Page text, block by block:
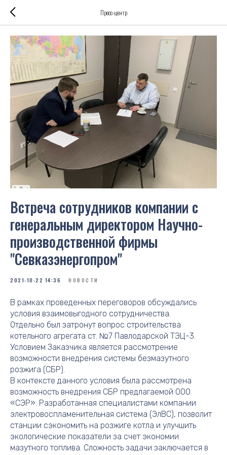
Пресс-центр
Встреча сотрудников компании с
генеральным директором Научно-
производственной фирмы
"Севказэнергопром"
2021-10-22 14:36 НОВОСТИ
В рамках проведенных переговоров обсуждались
условия взаимовыгодного сотрудничества.
Отдельно был затронут вопрос строительства
котельного агрегата ст. №7 Павлодарской ТЭЦ-3.
Условием Заказчика является рассмотрение
возможности внедрения системы безмазутного
розжига (СБР).
В контексте данного условия была рассмотрена
возможность внедрения СБР предлагаемой ООО
«СЭР». Разработанная специалистами компании
электровоспламенительная система (ЭлВС), позволит
станции сэкономить на розжиге котла и улучшить
экологические показатели за счет экономии
мазутного топлива. Сложность задачи заключается в